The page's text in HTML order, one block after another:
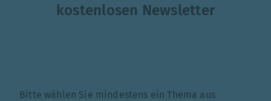
kostenlosen Newsletter
Bitte wählen Sie mindestens ein Thema aus